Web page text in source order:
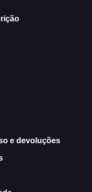
e devoluções